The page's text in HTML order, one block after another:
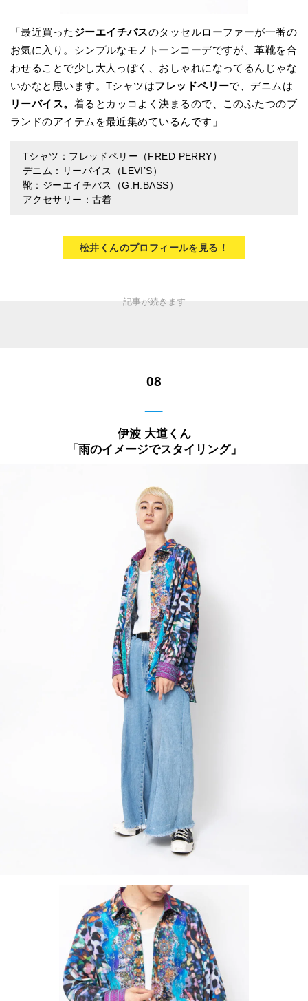
「最近買った ジーエイチバスのタッセルローファーが一番の
お気に入り。シンプルなモノトーンコーデですが、革靴を合
わせることで少し大人っぽく、おしゃれになってるんじゃな
いかなと思います。Tシャツはフレッドペリーで、デニムは
リーバイス。 着るとカッコよく決まるので、このふたつのブ
ランドのアイテムを最近集めているんです」
Tシャツ：フレッドペリー（FRED PERRY）
デニム：リーバイス（LEVI’S）
靴：ジーエイチバス（G.H.BASS）
アクセサリー：古着
松井くんのプロフィールを見る！
08
伊波 大道くん
「雨のイメージでスタイリング」